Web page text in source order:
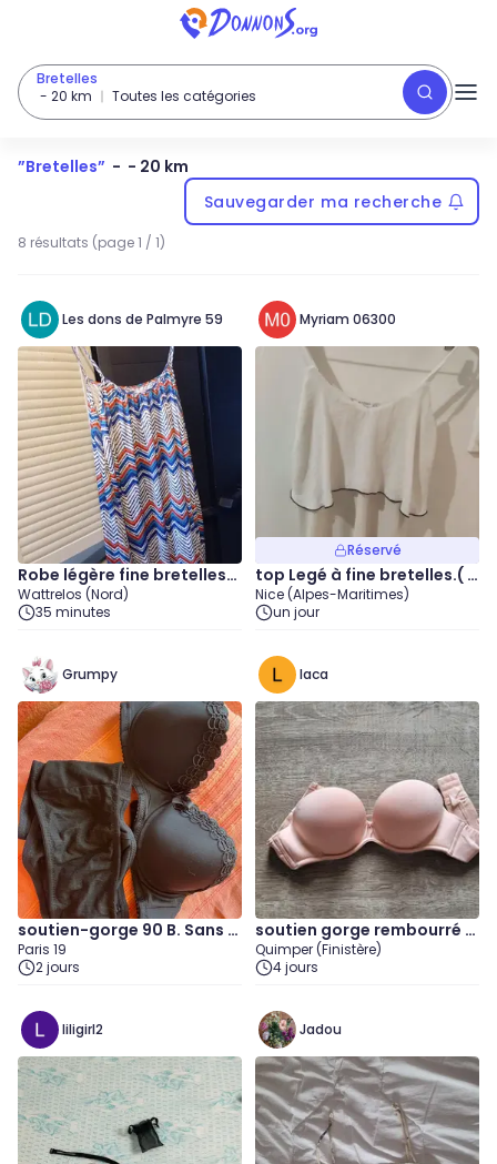
Bretelles
- 20 km Toutes les catégories
”Bretelles” - - 20 km
Sauvegarder ma recherche
8 résultats (page 1 / 1)
Les dons de Palmyre 59
Robe légère fine bretelles
"Taille 42/44"
Wattrelos (Nord)
35 minutes
Myriam 06300
Réservé
top Legé à fine bretelles.( t
aille XS )
Nice (Alpes-Maritimes)
un jour
Grumpy
soutien-gorge 90 B. Sans b
retelles.
Paris 19
2 jours
laca
soutien gorge rembourré s
ans bretelle
Quimper (Finistère)
4 jours
liligirl2 Jadou